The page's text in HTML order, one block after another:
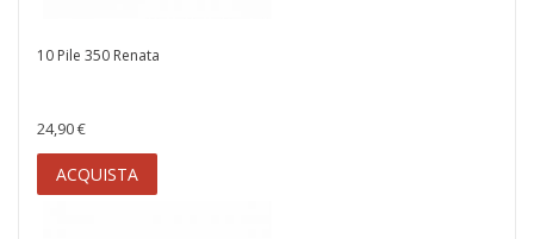
10 Pile 350 Renata
24,90 €
ACQUISTA